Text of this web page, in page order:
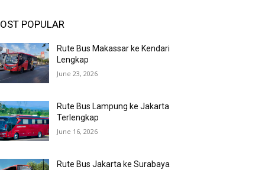
POPULAR
Rute Bus Makassar ke Kendari
Lengkap
June 23, 2026
Rute Bus Lampung ke Jakarta
Terlengkap
June 16, 2026
Rute Bus Jakarta ke Surabaya